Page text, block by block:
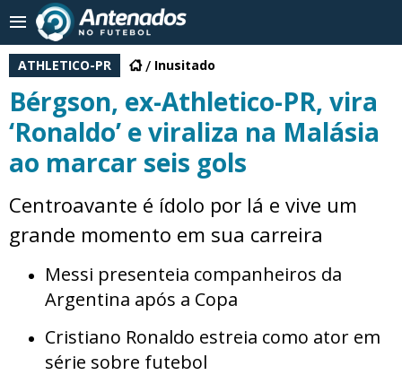
ATHLETICO-PR Inusitado
Bérgson, ex-Athletico-PR, vira
‘Ronaldo’ e viraliza na Malásia
ao marcar seis gols
Centroavante é ídolo por lá e vive um
grande momento em sua carreira
Messi presenteia companheiros da
Argentina após a Copa
Cristiano Ronaldo estreia como ator em
série sobre futebol